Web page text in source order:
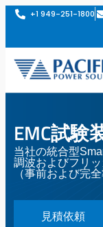
+1 949-251-1800
EMC試験
当社の統合型
調波およびフリ
（事前および完全
見積依頼